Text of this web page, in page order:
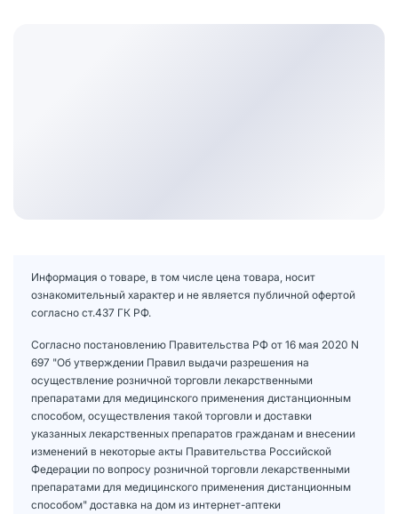
Информация о товаре, в том числе цена товара, носит
ознакомительный характер и не является публичной офертой
согласно ст.437 ГК РФ.
Согласно постановлению Правительства РФ от 16 мая 2020 N
697 "Об утверждении Правил выдачи разрешения на
осуществление розничной торговли лекарственными
препаратами для медицинского применения дистанционным
способом, осуществления такой торговли и доставки
указанных лекарственных препаратов гражданам и внесении
изменений в некоторые акты Правительства Российской
Федерации по вопросу розничной торговли лекарственными
препаратами для медицинского применения дистанционным
способом" доставка на дом из интернет-аптеки